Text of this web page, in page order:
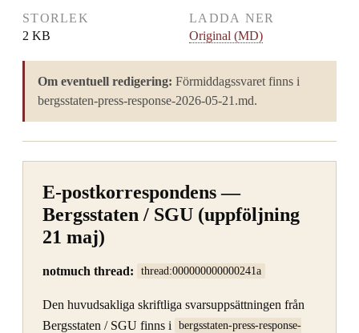
STORLEK
2 KB
LADDA NER
Original (MD)
Om eventuell redigering: Förmiddagssvaret finns i
bergsstaten-press-response-2026-05-21.md.
E-postkorrespondens —
Bergsstaten / SGU (uppföljning
21 maj)
notmuch thread: thread:000000000000241a
Den huvudsakliga skriftliga svarsuppsättningen från
Bergsstaten / SGU finns i
bergsstaten-press-response-